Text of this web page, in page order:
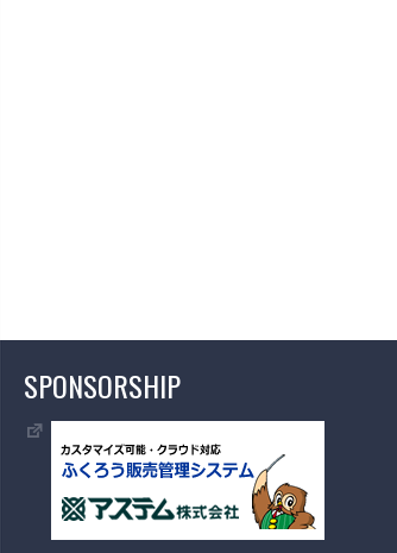
SPONSORSHIP